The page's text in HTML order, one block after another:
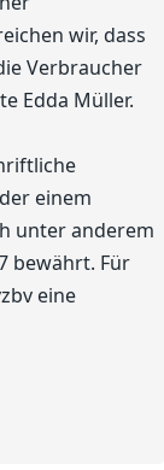
wir, dass
Verbraucher
Edda Müller.
einem
unter anderem
bewährt. Für
eine